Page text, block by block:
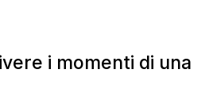
i momenti di una